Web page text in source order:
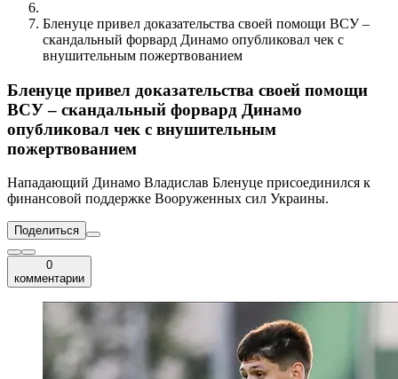
Бленуце привел доказательства своей помощи ВСУ –
скандальный форвард Динамо опубликовал чек с
внушительным пожертвованием
Бленуце привел доказательства своей помощи
ВСУ – скандальный форвард Динамо
опубликовал чек с внушительным
пожертвованием
Нападающий Динамо Владислав Бленуце присоединился к
финансовой поддержке Вооруженных сил Украины.
Поделиться
0
комментарии